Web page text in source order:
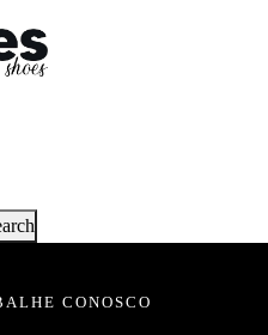
CONOSCO